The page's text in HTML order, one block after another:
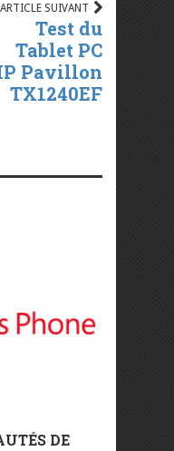
ARTICLE SUIVANT
Test du
Tablet PC
Pavillon
TX1240EF
DE